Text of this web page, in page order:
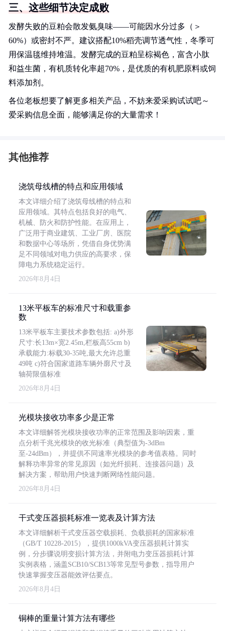
三、这些细节决定成败
发酵失败的豆粕会散发氨臭味——可能因水分过多（＞
60%）或密封不严。建议搭配10%稻壳调节透气性，冬季可
用保温毯维持堆温。发酵完成的豆粕呈棕褐色，富含小肽
和益生菌，有机质转化率超70%，是优质的有机肥原料或饲
料添加剂。
各位老板想要了解更多相关产品，不妨来爱采购试试吧～
爱采购信息全面，能够满足你的大量需求！
其他推荐
浇筑母线槽的特点和应用领域
本文详细介绍了浇筑母线槽的特点和
应用领域。其特点包括良好的电气、
机械、防火和防护性能。在应用上，
广泛用于商业建筑、工业厂房、医院
和数据中心等场所，凭借自身优势满
足不同领域对电力供应的高要求，保
障电力系统稳定运行。
2026年8月4日
13米平板车的标准尺寸和载重参
数
13米平板车主要技术参数包括: a)外形
尺寸:长13m×宽2.45m,栏板高55cm b)
承载能力:标载30-35吨,最大允许总重
49吨 c)符合国家道路车辆外廓尺寸及
轴荷限值标准
2026年8月4日
光模块接收功率多少是正常
本文详细解答光模块接收功率的正常范围及影响因素，重
点分析千兆光模块的收光标准（典型值为-3dBm
至-24dBm），并提供不同速率光模块的参考值表格。同时
解释功率异常的常见原因（如光纤损耗、连接器问题）及
解决方案，帮助用户快速判断网络性能问题。
2026年8月4日
干式变压器损耗标准一览表及计算方法
本文详细解析干式变压器空载损耗、负载损耗的国家标准
（GB/T 10228-2015），提供1000kVA变压器损耗计算实
例，分步骤说明变损计算方法，并附电力变压器损耗计算
实例表格，涵盖SCB10/SCB13等常见型号参数，指导用户
快速掌握变压器能效评估要点。
2026年8月4日
铜棒的重量计算方法有哪些